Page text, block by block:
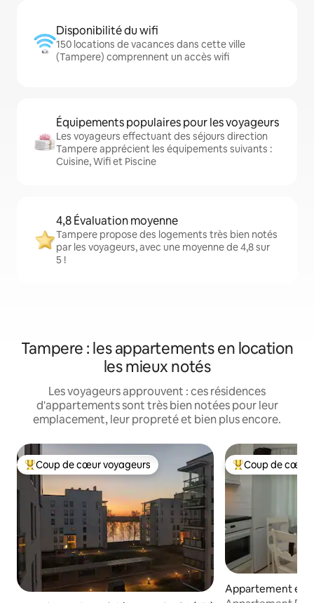
Disponibilité du wifi
150 locations de vacances dans cette ville
(Tampere) comprennent un accès wifi
Équipements populaires pour les voyageurs
Les voyageurs effectuant des séjours direction
Tampere apprécient les équipements suivants :
Cuisine, Wifi et Piscine
4,8 Évaluation moyenne
Tampere propose des logements très bien notés
par les voyageurs, avec une moyenne de 4,8 sur
5 !
Tampere : les appartements en location
les mieux notés
Les voyageurs approuvent : ces résidences
d'appartements sont très bien notées pour leur
emplacement, leur propreté et bien plus encore.
Coups de cœur voyageurs les plus appréciés
Coup de cœur voyageurs Coups de cœur
Coup de cœur
Appartement en